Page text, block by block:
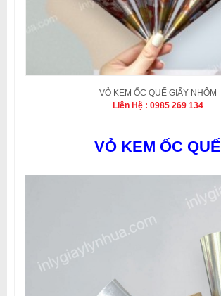
VỎ KEM ỐC QUẾ GIẤY NHÔM
Liên Hệ : 0985 269 134
VỎ KEM ỐC QUẾ